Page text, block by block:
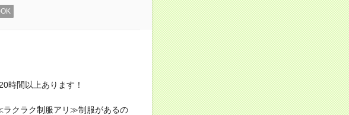
時間以上あります！
クラク制服アリ≫制服があるの